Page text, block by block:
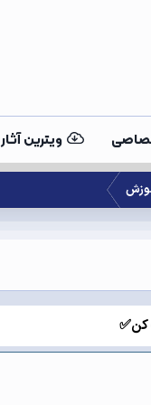
ویترین آثار
کن✅